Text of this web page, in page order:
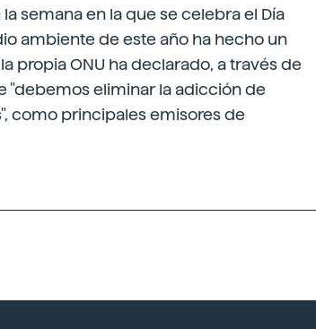
semana en la que se celebra el Día
ambiente de este año ha hecho un
propia ONU ha declarado, a través de
"debemos eliminar la adicción de
como principales emisores de